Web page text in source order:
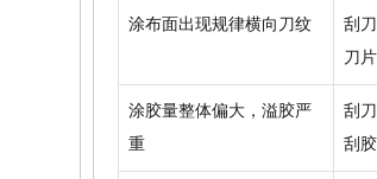
涂布面出现规律横向刀纹
刮
刀
涂胶量整体偏大，溢胶严
重
刮
刮